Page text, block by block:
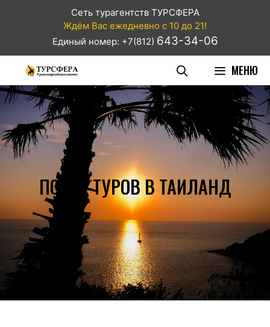
Сеть турагентств ТУРСФЕРА
Ждём Вас ежедневно с 10 до 21!
Единый номер: +7(812) 643-34-06
МЕНЮ
ПОИСК ТУРОВ В ТАИЛАНД